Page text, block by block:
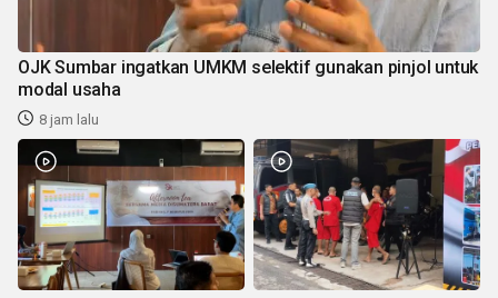
OJK Sumbar ingatkan UMKM selektif gunakan pinjol untuk
modal usaha
8 jam lalu